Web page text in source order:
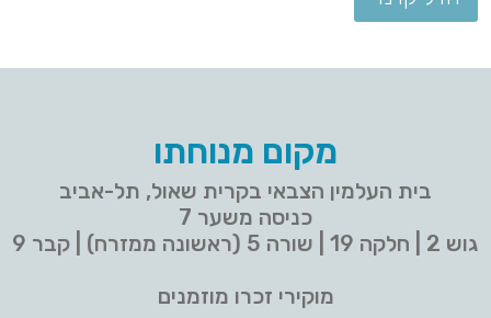
מקום מנוחתו
בית העלמין הצבאי בקרית שאול, תל-אביב
כניסה משער 7
גוש 2 | חלקה 19 | שורה 5 (ראשונה ממזרח) | קבר 9
מוקירי זכרו מוזמנים